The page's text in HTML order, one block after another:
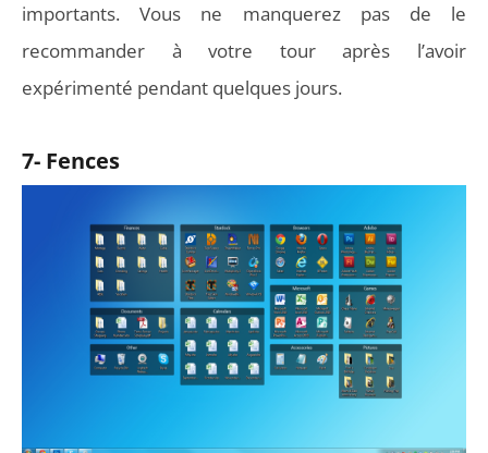
importants. Vous ne manquerez pas de le
recommander à votre tour après l’avoir
expérimenté pendant quelques jours.
7- Fences